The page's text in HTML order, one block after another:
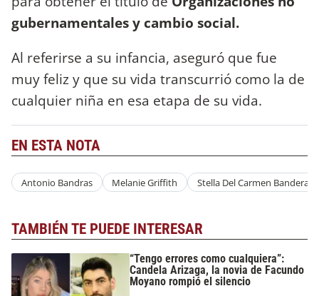
gubernamentales y cambio social.
Al referirse a su infancia, aseguró que fue
muy feliz y que su vida transcurrió como la de
cualquier niña en esa etapa de su vida.
EN ESTA NOTA
Antonio Bandras Melanie Griffith Stella Del Carmen Banderas
TAMBIÉN TE PUEDE INTERESAR
“Tengo errores como cualquiera”:
Candela Arizaga, la novia de Facundo
Moyano rompió el silencio